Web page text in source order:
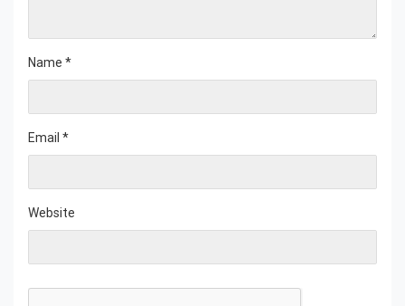
Name *
Email *
Website